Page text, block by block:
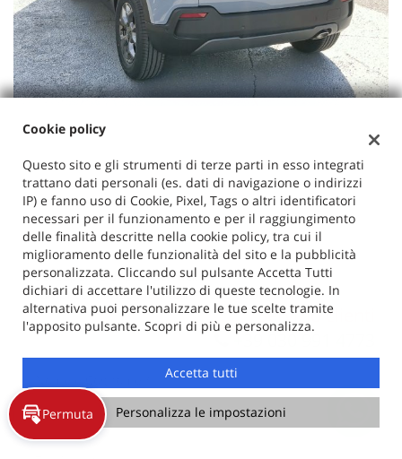
CONTATTACI
PERMUTA
RICHIEDI TEST DRIVE
Vuoi saperne di più? Scrivici!
I campi contrassegnati con * sono obbligatori.
Servizio clienti
+39 030 991 4773
Cookie policy
Questo sito e gli strumenti di terze parti in esso integrati
trattano dati personali (es. dati di navigazione o indirizzi
IP) e fanno uso di Cookie, Pixel, Tags o altri identificatori
necessari per il funzionamento e per il raggiungimento
delle finalità descritte nella cookie policy, tra cui il
miglioramento delle funzionalità del sito e la pubblicità
personalizzata. Cliccando sul pulsante Accetta Tutti
dichiari di accettare l'utilizzo di queste tecnologie. In
alternativa puoi personalizzare le tue scelte tramite
l'apposito pulsante. Scopri di più e personalizza.
Accetta tutti
Personalizza le impostazioni
Permuta